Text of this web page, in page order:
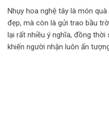
Nhụy hoa nghệ tây là món
đẹp, mà còn là gửi trao bầu
lại rất nhiều ý nghĩa, đồng thời
khiến người nhận luôn ấn